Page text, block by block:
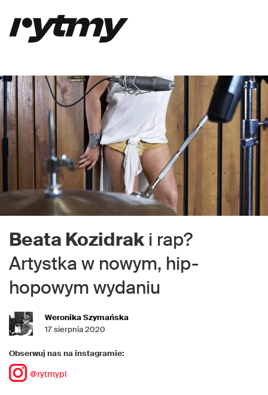
Beata Kozidraki rap?
Artystka w nowym, hip-
hopowym wydaniu
Weronika Szymańska
17 sierpnia 2020
Obserwuj nas na instagramie:
@rytmypl